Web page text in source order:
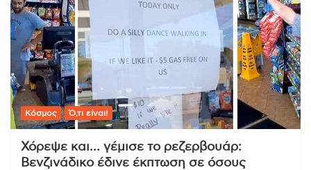
Κόσμος Ό,τι είναι!
Χόρεψε και… γέμισε το ρεζερβουάρ:
Βενζινάδικο έδινε έκπτωση σε όσους